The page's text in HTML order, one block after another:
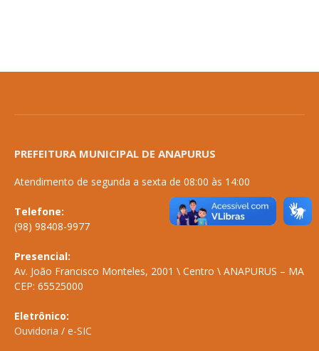
PREFEITURA MUNICIPAL DE ANAPURUS
Atendimento de segunda a sexta de 08:00 às 14:00
Telefone:
(98) 98408-9977
Presencial:
Av. João Francisco Monteles, 2001 \ Centro \ ANAPURUS – MA
CEP: 65525000
Eletrônico:
Ouvidoria / e-SIC